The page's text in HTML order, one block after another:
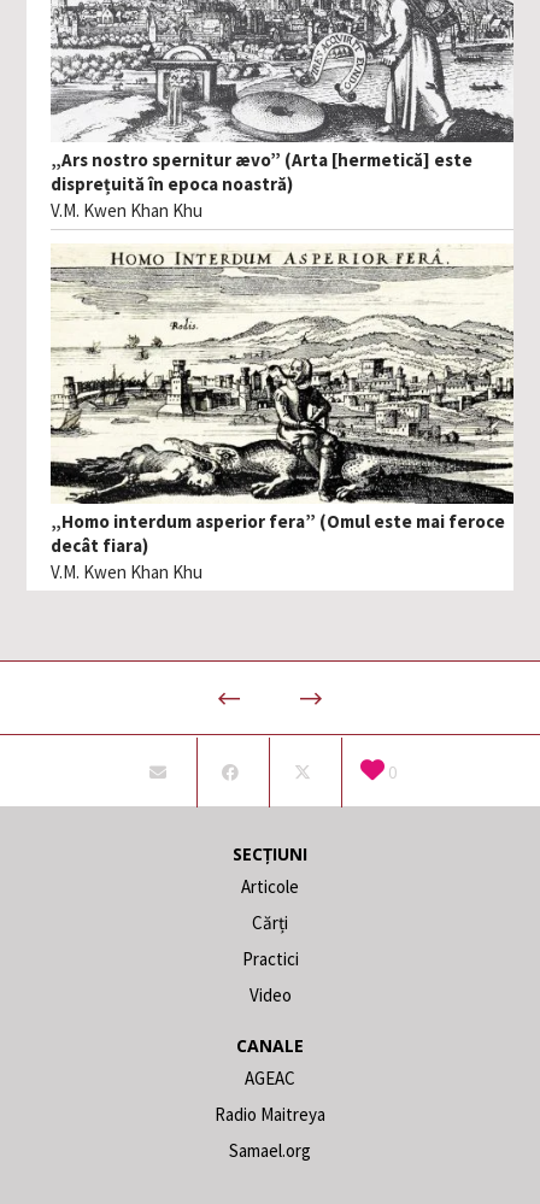
„Ars nostro spernitur ævo” (Arta [hermetică] este
disprețuită în epoca noastră)
V.M. Kwen Khan Khu
„Homo interdum asperior fera” (Omul este mai feroce
decât fiara)
V.M. Kwen Khan Khu
0
SECȚIUNI
Articole
Cărți
Practici
Video
CANALE
AGEAC
Radio Maitreya
Samael.org